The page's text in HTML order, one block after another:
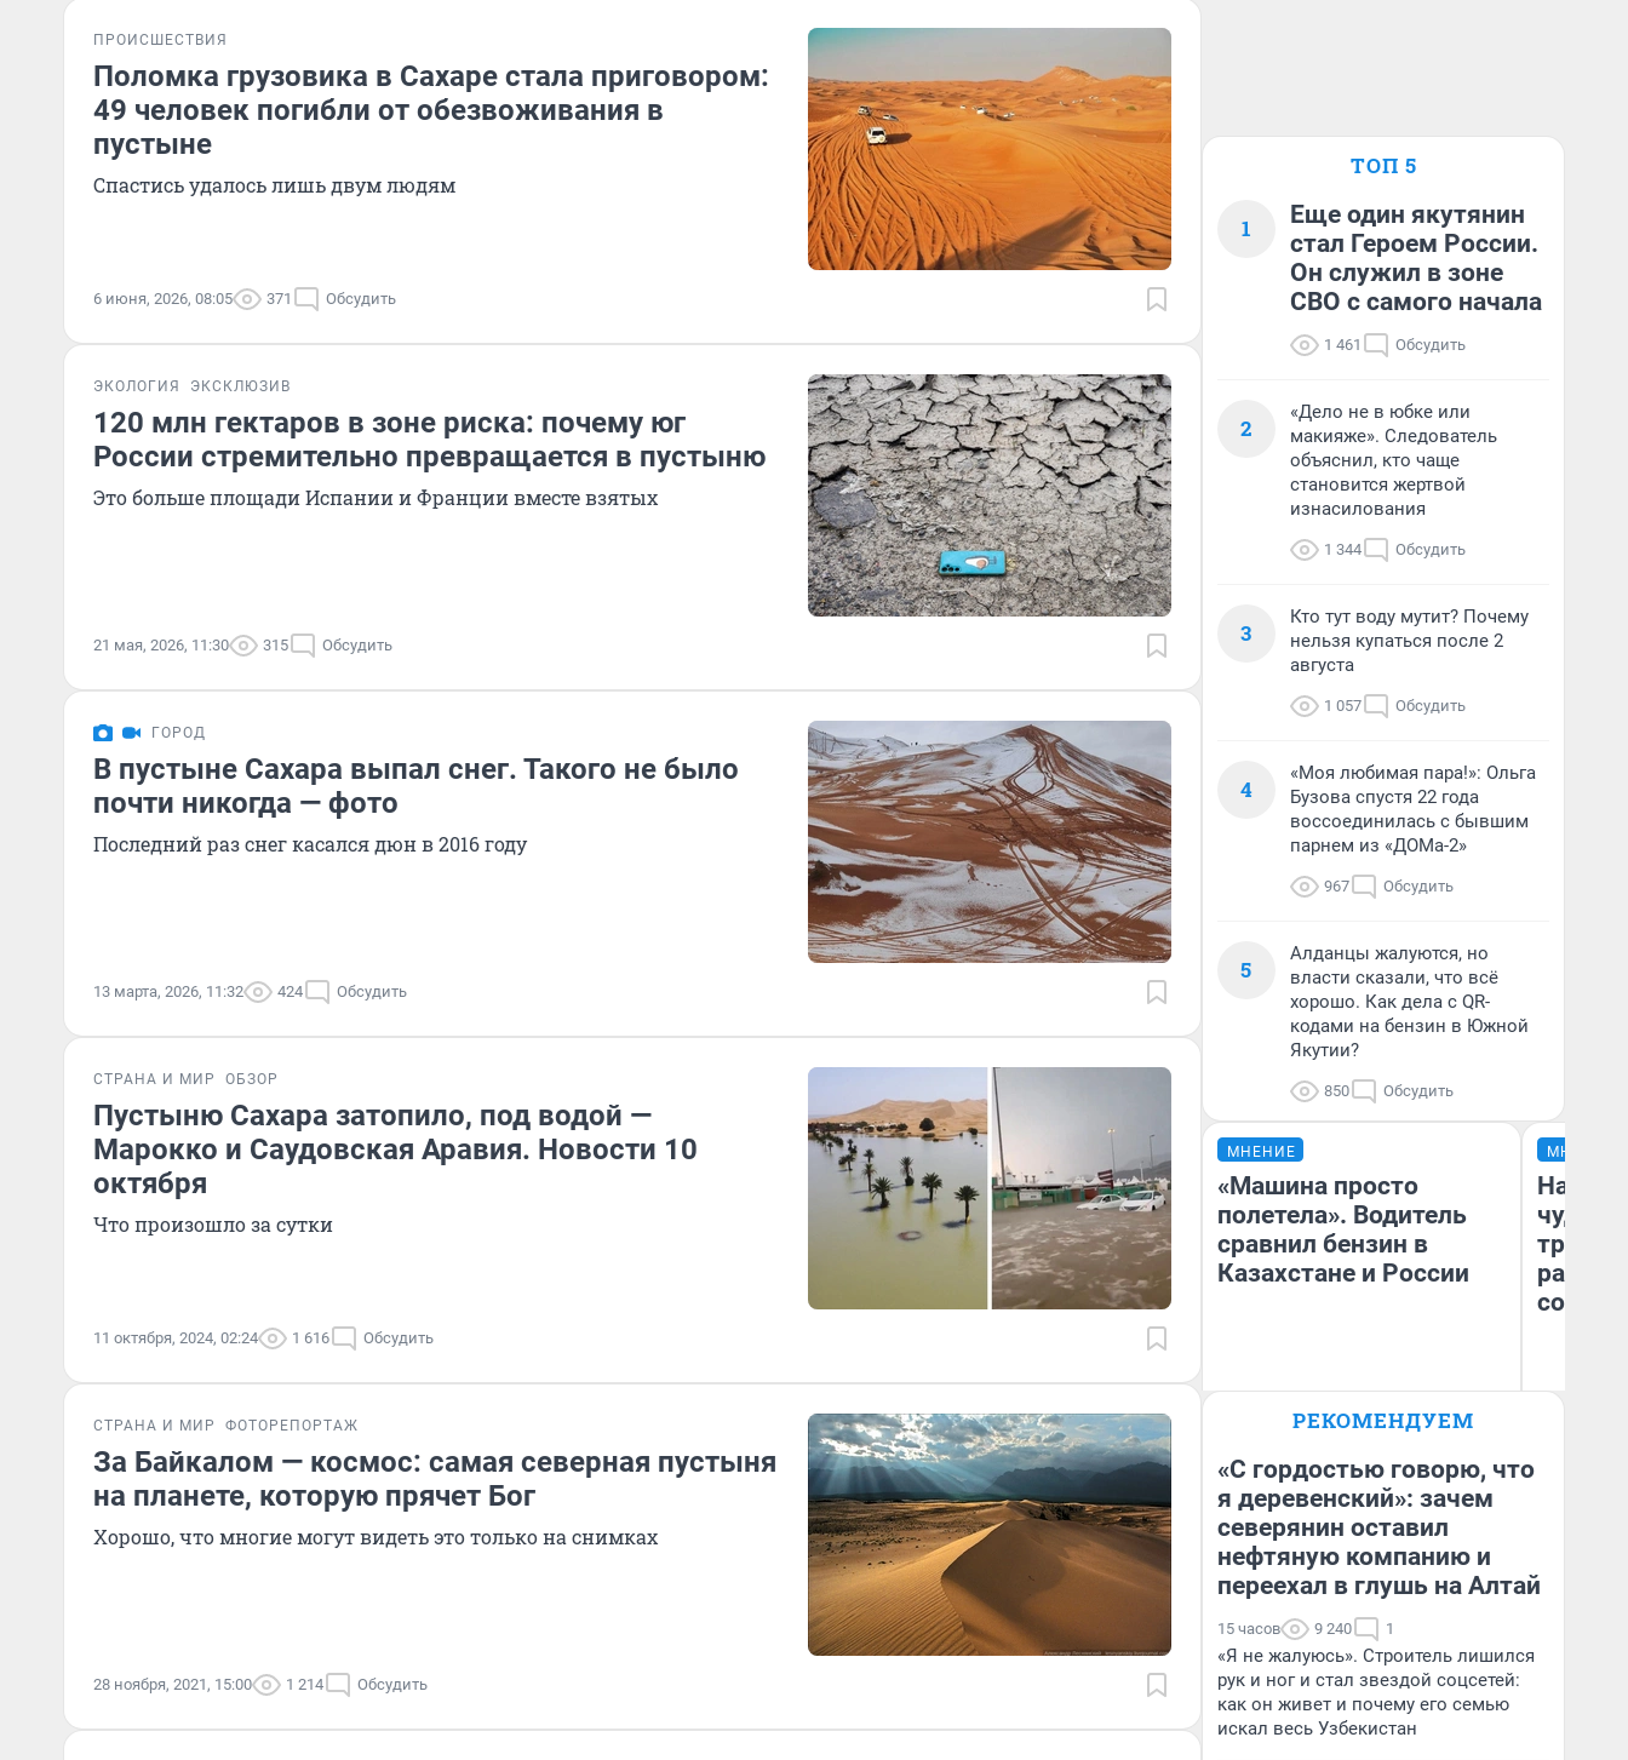
ПРОИСШЕСТВИЯ
Поломка грузовика в Сахаре стала приговором:
49 человек погибли от обезвоживания в
пустыне
Спастись удалось лишь двум людям
6 июня, 2026, 08:05 371 Обсудить
ЭКОЛОГИЯ ЭКСКЛЮЗИВ
120 млн гектаров в зоне риска: почему юг
России стремительно превращается в пустыню
Это больше площади Испании и Франции вместе взятых
21 мая, 2026, 11:30 315 Обсудить
ГОРОД
В пустыне Сахара выпал снег. Такого не было
почти никогда — фото
Последний раз снег касался дюн в 2016 году
13 марта, 2026, 11:32 424 Обсудить
СТРАНА И МИР ОБЗОР
Пустыню Сахара затопило, под водой —
Марокко и Саудовская Аравия. Новости 10
октября
Что произошло за сутки
11 октября, 2024, 02:24 1 616 Обсудить
СТРАНА И МИР ФОТОРЕПОРТАЖ
За Байкалом — космос: самая северная пустыня
на планете, которую прячет Бог
Хорошо, что многие могут видеть это только на снимках
28 ноября, 2021, 15:00 1 214 Обсудить
ТОП 5
1
Еще один якутянин
стал Героем России.
Он служил в зоне
СВО с самого начала
1 461 Обсудить
2
«Дело не в юбке или
макияже». Следователь
объяснил, кто чаще
становится жертвой
изнасилования
1 344 Обсудить
3
Кто тут воду мутит? Почему
нельзя купаться после 2
августа
1 057 Обсудить
4
«Моя любимая пара!»: Ольга
Бузова спустя 22 года
воссоединилась с бывшим
парнем из «ДОМа-2»
967 Обсудить
5
Алданцы жалуются, но
власти сказали, что всё
хорошо. Как дела с QR-
кодами на бензин в Южной
Якутии?
850 Обсудить
МНЕНИЕ
«Машина просто
полетела». Водитель
сравнил бензин в
Казахстане и России
Анатолий Кузнецов
МНЕНИЕ
чудом
РЕКОМЕНДУЕМ
«С гордостью говорю, что
я деревенский»: зачем
северянин оставил
нефтяную компанию и
переехал в глушь на Алтай
15 часов 9 240 1
«Я не жалуюсь». Строитель лишился
рук и ног и стал звездой соцсетей:
как он живет и почему его семью
искал весь Узбекистан